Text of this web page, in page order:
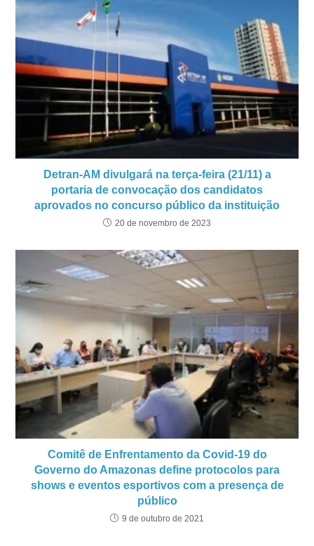
Detran-AM divulgará na terça-feira (21/11) a
portaria de convocação dos candidatos
aprovados no concurso público da instituição
20 de novembro de 2023
Comitê de Enfrentamento da Covid-19 do
Governo do Amazonas define protocolos para
shows e eventos esportivos com a presença de
público
9 de outubro de 2021